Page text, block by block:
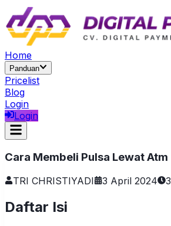
Home
Panduan
Pricelist
Blog
Login
Login
Cara Membeli Pulsa Lewat Atm
TRI CHRISTIYADI 3 April 2024 3
Daftar Isi